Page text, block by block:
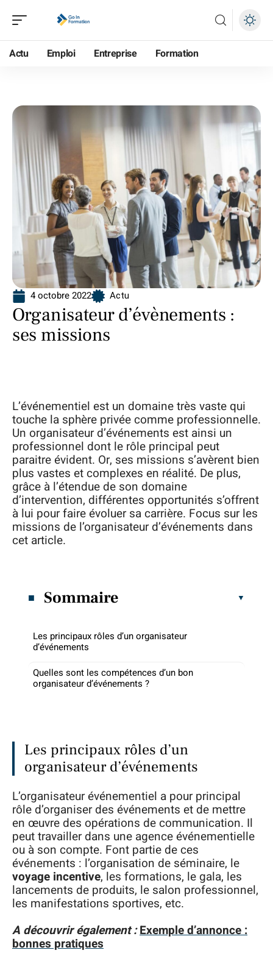
Actu Emploi Entreprise Formation
4 octobre 2022 Actu
Organisateur d’évènements :
ses missions
L’événementiel est un domaine très vaste qui
touche la sphère privée comme professionnelle.
Un organisateur d’événements est ainsi un
professionnel dont le rôle principal peut
paraitre évident. Or, ses missions s’avèrent bien
plus vastes et complexes en réalité. De plus,
grâce à l’étendue de son domaine
d’intervention, différentes opportunités s’offrent
à lui pour faire évoluer sa carrière. Focus sur les
missions de l’organisateur d’événements dans
cet article.
Sommaire
Les principaux rôles d’un organisateur
d’événements
Quelles sont les compétences d’un bon
organisateur d’événements ?
Les principaux rôles d’un
organisateur d’événements
L’organisateur événementiel a pour principal
rôle d’organiser des événements et de mettre
en œuvre des opérations de communication. Il
peut travailler dans une agence événementielle
ou à son compte. Font partie de ces
événements : l’organisation de séminaire, le
voyage incentive, les formations, le gala, les
lancements de produits, le salon professionnel,
les manifestations sportives, etc.
A découvrir également :Exemple d’annonce :
bonnes pratiques